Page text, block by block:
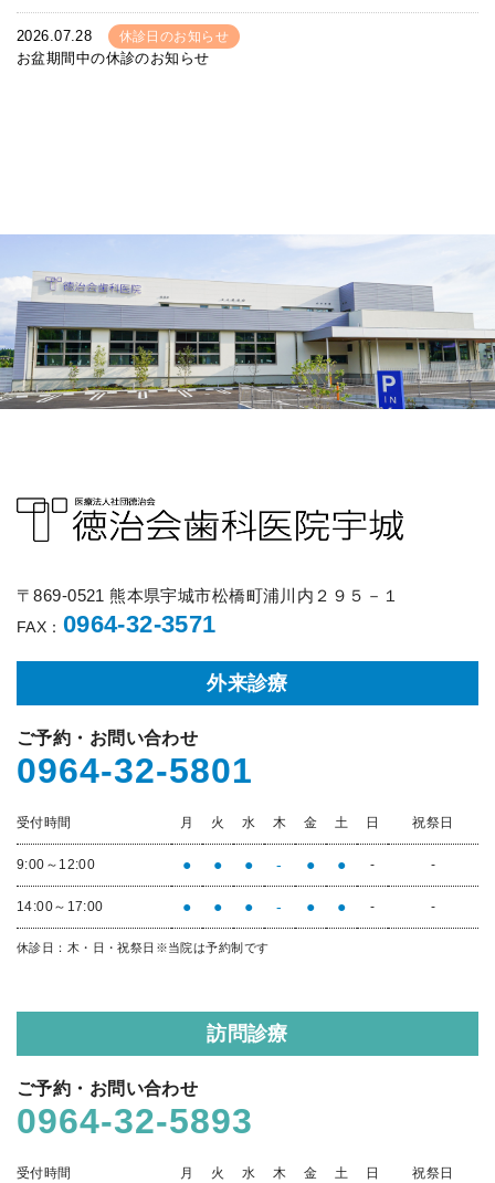
2026.07.28 休診日のお知らせ
お盆期間中の休診のお知らせ
〒869-0521 熊本県宇城市松橋町浦川内２９５－１
FAX： 0964-32-3571
外来診療
ご予約・お問い合わせ
0964-32-5801
受付時間 月 火 水 木 金 土 日 祝祭日
9:00～12:00 ● ● ● - ● ● - -
14:00～17:00 ● ● ● - ● ● - -
休診日：木・日・祝祭日 ※当院は予約制です
訪問診療
ご予約・お問い合わせ
0964-32-5893
受付時間 月 火 水 木 金 土 日 祝祭日